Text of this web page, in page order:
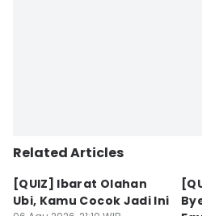
Related Articles
[QUIZ] Ibarat Olahan
Ubi, Kamu Cocok Jadi Ini